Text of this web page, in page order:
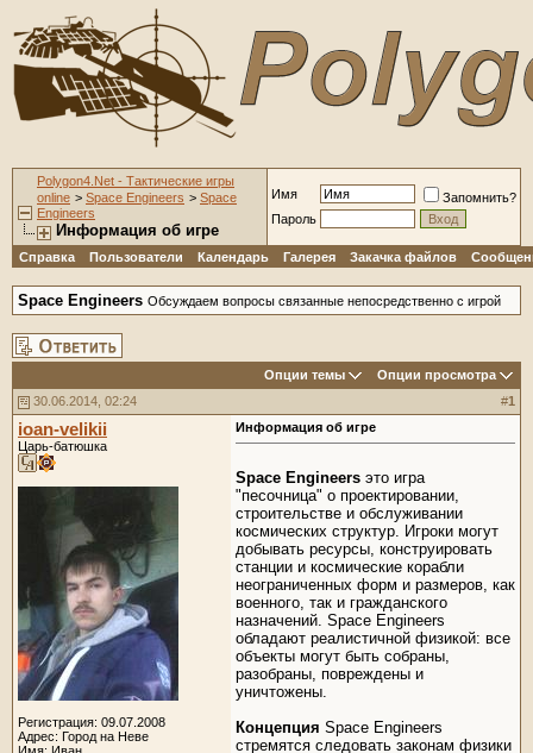
Polygon4.Net - Тактические игры
online > Space Engineers > Space
Engineers
Информация об игре
Имя
Запомнить?
Пароль
Справка Пользователи Календарь Галерея Закачка файлов
Space Engineers Обсуждаем вопросы связанные непосредственно с игрой
Опции темы
Опции просмотра
30.06.2014, 02:24
#1
ioan-velikii
Царь-батюшка
Регистрация: 09.07.2008
Адрес: Город на Неве
Информация об игре
Space Engineers это игра
"песочница" о проектировании,
строительстве и обслуживании
космических структур. Игроки могут
добывать ресурсы, конструировать
станции и космические корабли
неограниченных форм и размеров, как
военного, так и гражданского
назначений. Space Engineers
обладают реалистичной физикой: все
объекты могут быть собраны,
разобраны, повреждены и
уничтожены.
Концепция Space Engineers
стремятся следовать законам физики